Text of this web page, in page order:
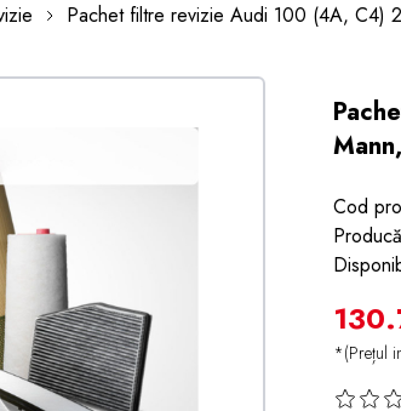
Pachet filtre revizie Audi 100 (4A, C4)
Cod
*(Prețul